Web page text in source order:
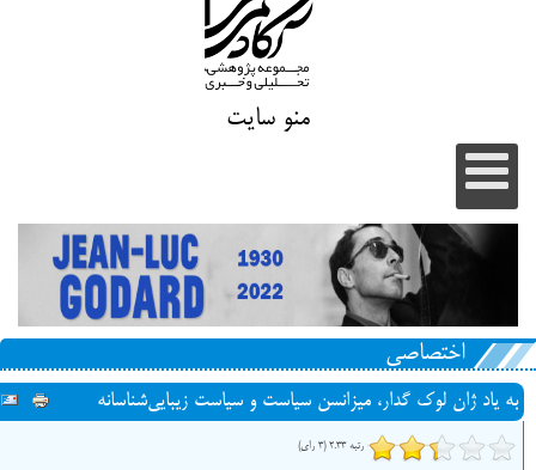
منو سایت
اختصاصی
به یاد ژان لوک گدار، میزانسن سیاست و سیاست زیبایی‌شناسانه
رتبه 2.33 (3 رای)